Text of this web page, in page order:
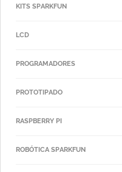
KITS SPARKFUN
LCD
PROGRAMADORES
PROTOTIPADO
RASPBERRY PI
ROBÓTICA SPARKFUN